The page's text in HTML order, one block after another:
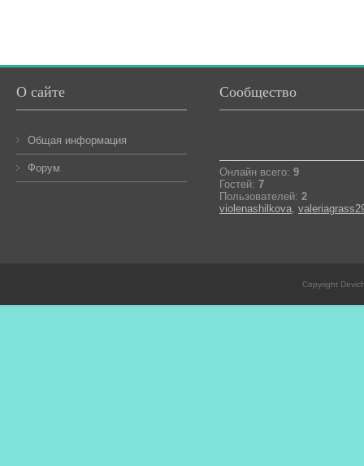
О сайте
Общая информация
Форум
Сообщество
Онлайн всего: 9
Гостей: 7
Пользователей: 2
violenashilkova,
Copyright